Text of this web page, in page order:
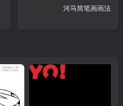
河马简笔画画法